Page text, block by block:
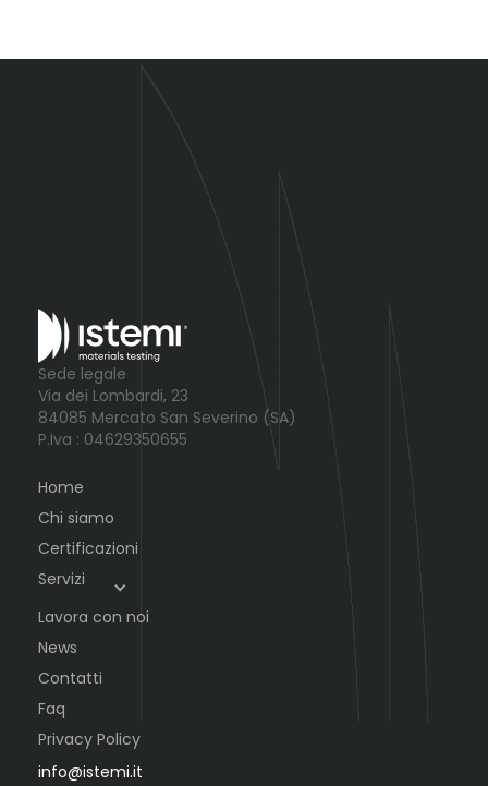
Sede legale
Via dei Lombardi, 23
84085 Mercato San Severino (SA)
P.Iva : 04629350655
Home
Chi siamo
Certificazioni
Servizi
Lavora con noi
News
Contatti
Faq
Privacy Policy
info@istemi.it